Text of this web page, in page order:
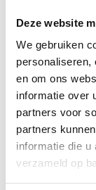
Deze website
We gebruiken
personaliseren,
en om ons
informatie over
partners voor
partners
informatie die u
verzameld op
Te gebruiken
deurkruk. Dit
balkondeuren.
en de
deurkruk
Montage en
Voordeuren